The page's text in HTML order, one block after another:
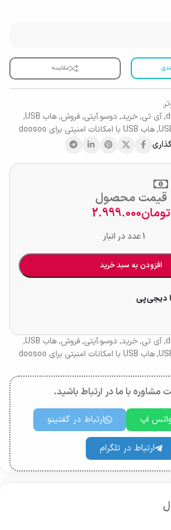
مقایسه
,آی تی,خرید, دوسو.آیتی,فروش,هاب USB
,
,هاب USB با امکانات امنیتی برای doosoo
قیمت محصول
تومان2.999.000
1 عدد در انبار
افزودن به سبد خرید
,آی تی,خرید, دوسو.آیتی,فروش,هاب USB
,
,هاب USB با امکانات امنیتی برای doosoo
مشاوره با ما در ارتباط باشید.
واتس اپ ارتباط در گفتینو
ارتباط در تلگرام